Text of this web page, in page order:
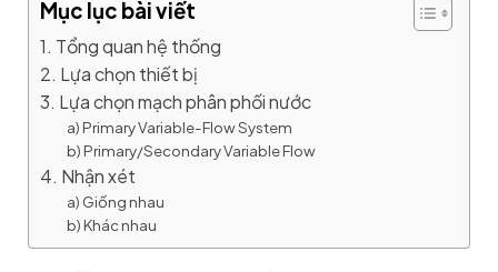
Mục lục bài viết
1. Tổng quan hệ thống
2. Lựa chọn thiết bị
3. Lựa chọn mạch phân phối nước
a) Primary Variable-Flow System
b) Primary/Secondary Variable Flow
4. Nhận xét
a) Giống nhau
b) Khác nhau